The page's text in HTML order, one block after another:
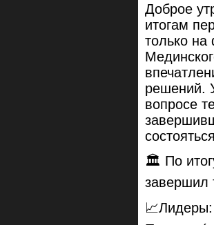
Доброе
итогам
только
решений.
вопросе
🏛 По
завершил